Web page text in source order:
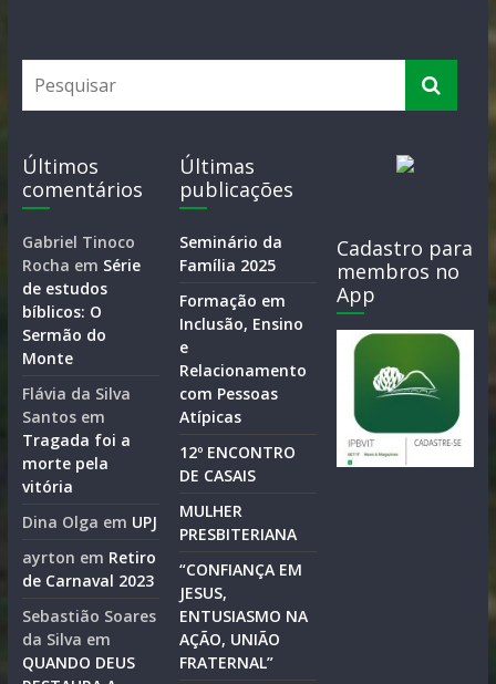
Últimos
comentários
Gabriel Tinoco
Rocha em Série
de estudos
bíblicos: O
Sermão do
Monte
Flávia da Silva
Santosem
Tragada foi a
morte pela
vitória
Dina Olga em UPJ
ayrton em Retiro
de Carnaval 2023
Sebastião Soares
da Silva em
QUANDO DEUS
Últimas
publicações
Seminário da
Família 2025
Formação em
Inclusão, Ensino
e
Relacionamento
com Pessoas
Atípicas
12º ENCONTRO
DE CASAIS
MULHER
PRESBITERIANA
“CONFIANÇA EM
JESUS,
ENTUSIASMO NA
AÇÃO, UNIÃO
FRATERNAL”
Cadastro para
membros no
App